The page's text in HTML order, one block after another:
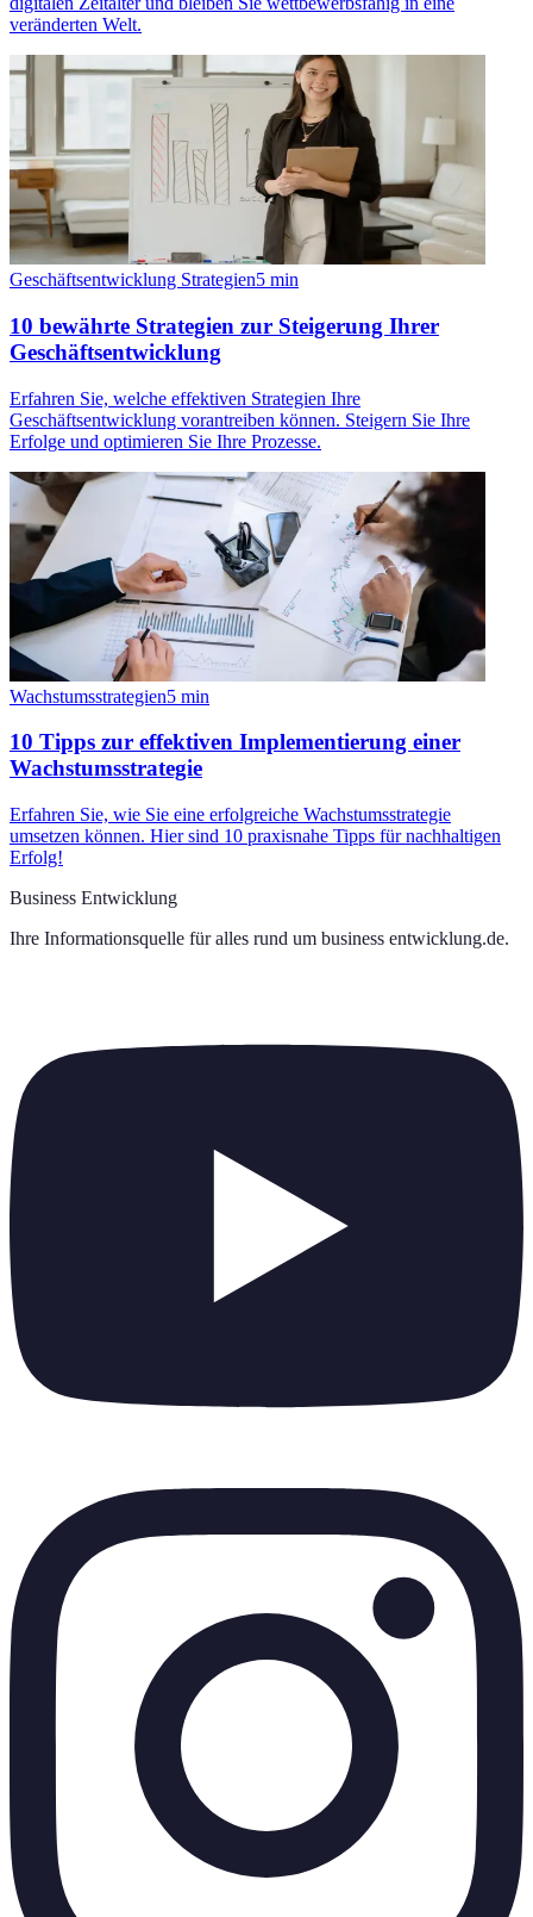
veränderten Welt.
Geschäftsentwicklung Strategien5 min
10 bewährte Strategien zur Steigerung Ihrer
Geschäftsentwicklung
Erfahren Sie, welche effektiven Strategien Ihre
Geschäftsentwicklung vorantreiben können. Steigern Sie Ihre
Erfolge und optimieren Sie Ihre Prozesse.
Wachstumsstrategien5 min
10 Tipps zur effektiven Implementierung einer
Wachstumsstrategie
Erfahren Sie, wie Sie eine erfolgreiche Wachstumsstrategie
umsetzen können. Hier sind 10 praxisnahe Tipps für nachhaltigen
Erfolg!
Business Entwicklung
Ihre Informationsquelle für alles rund um business entwicklung.de.